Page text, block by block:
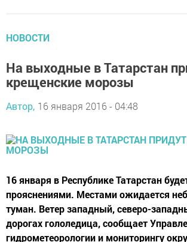
НОВОСТИ
На выходные в Татарстан
крещенские морозы
Автор, 16 января 2016 - 04:48
16 января в Республике Татарстан
прояснениями. Местами ожидается
туман. Ветер западный, северо-
дорогах гололедица, сообщает
гидрометеорологии и мониторингу